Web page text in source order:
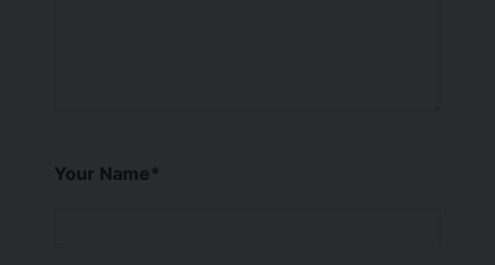
Your Name*